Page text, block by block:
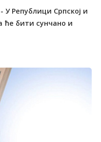
Републици Српској и
ће бити сунчано и